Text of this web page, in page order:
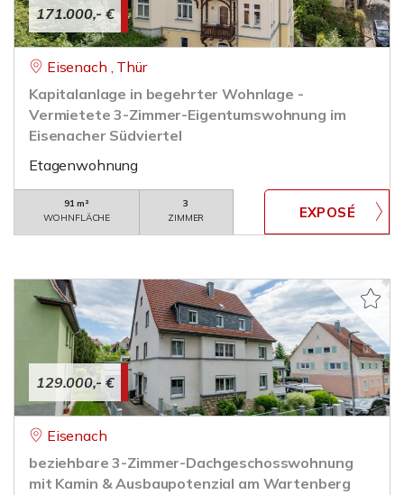
171.000,- €
Eisenach , Thür
Kapitalanlage in begehrter Wohnlage -
Vermietete 3-Zimmer-Eigentumswohnung im
Eisenacher Südviertel
Etagenwohnung
91 m²
WOHNFLÄCHE
3
ZIMMER
129.000,- €
Eisenach
beziehbare 3-Zimmer-Dachgeschosswohnung
mit Kamin & Ausbaupotenzial am Wartenberg